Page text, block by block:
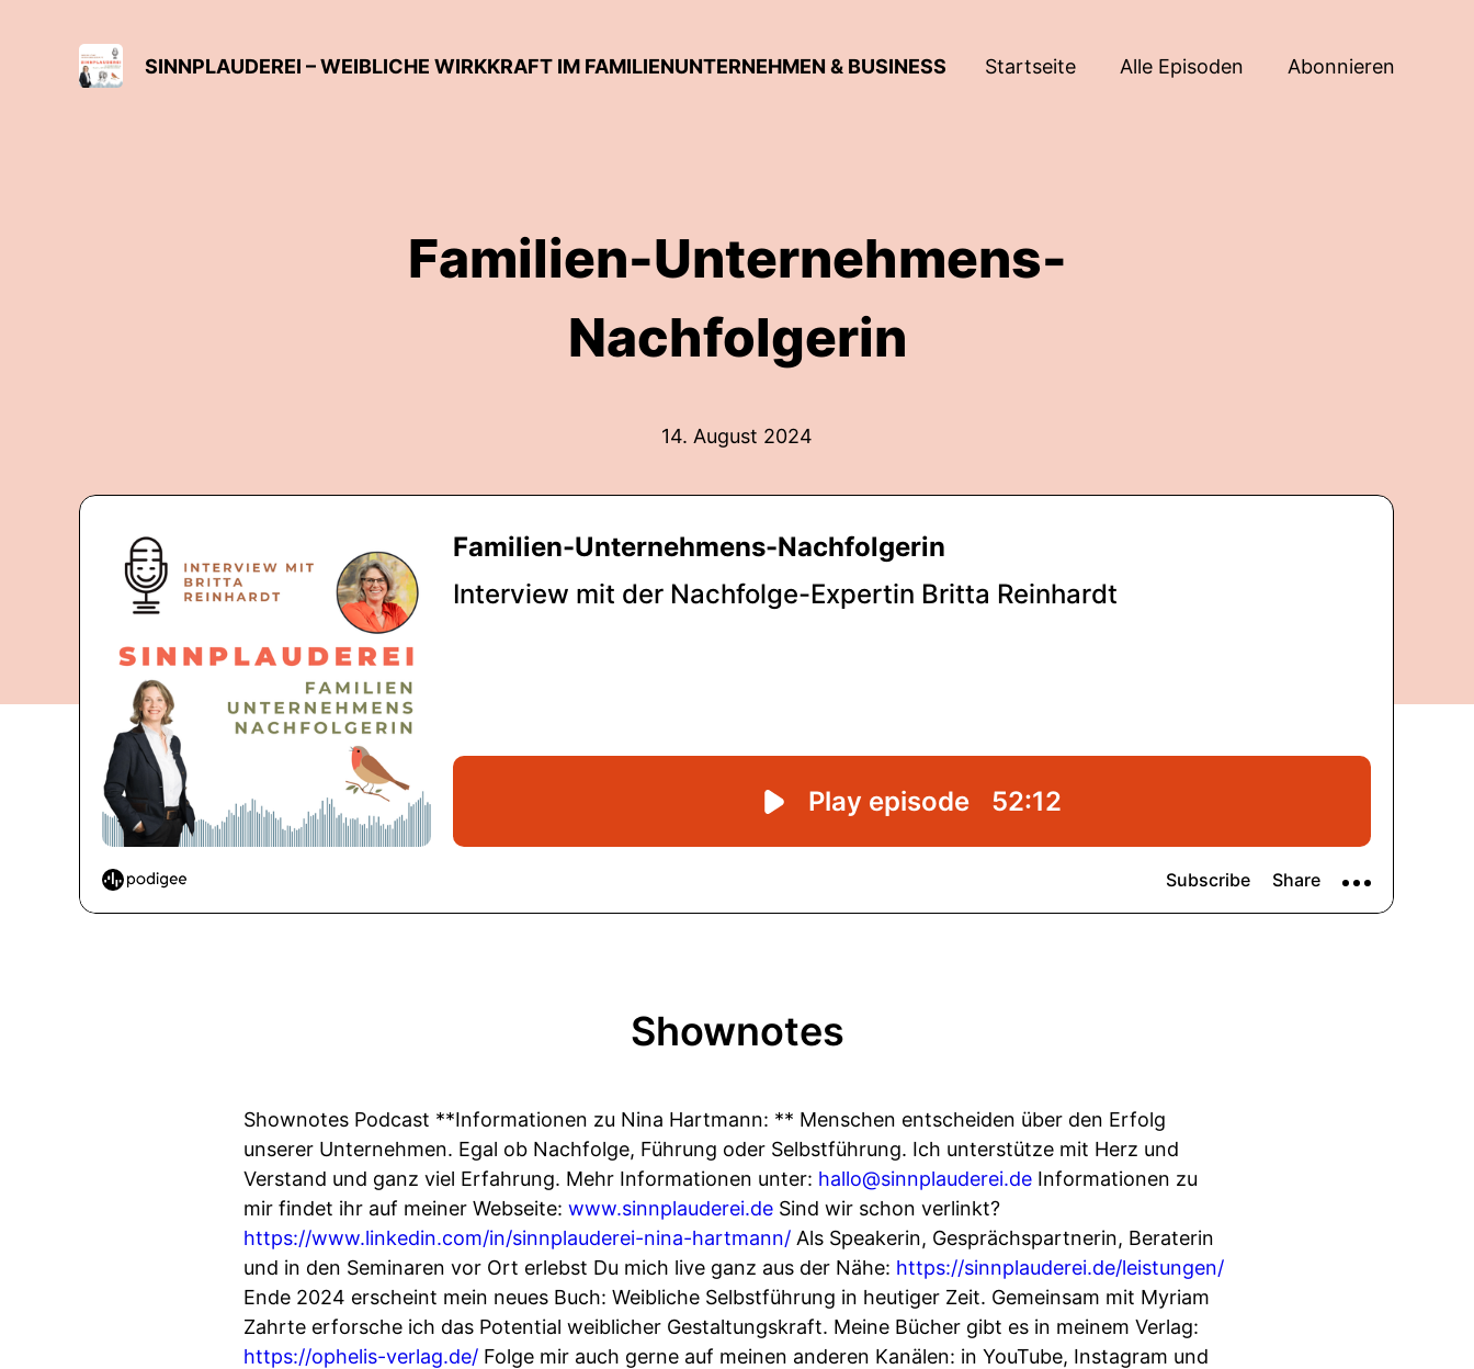
SINNPLAUDEREI – WEIBLICHE WIRKKRAFT IM FAMILIENUNTERNEHMEN & BUSINESS Startseite Alle Episoden Abonnieren
Familien-Unternehmens-
Nachfolgerin
14. August 2024
Shownotes
Shownotes Podcast **Informationen zu Nina Hartmann: ** Menschen entscheiden über den Erfolg
unserer Unternehmen. Egal ob Nachfolge, Führung oder Selbstführung. Ich unterstütze mit Herz und
Verstand und ganz viel Erfahrung. Mehr Informationen unter: hallo@sinnplauderei.de Informationen zu
mir findet ihr auf meiner Webseite: www.sinnplauderei.de Sind wir schon verlinkt?
https://www.linkedin.com/in/sinnplauderei-nina-hartmann/ Als Speakerin, Gesprächspartnerin, Beraterin
und in den Seminaren vor Ort erlebst Du mich live ganz aus der Nähe: https://sinnplauderei.de/leistungen/
Ende 2024 erscheint mein neues Buch: Weibliche Selbstführung in heutiger Zeit. Gemeinsam mit Myriam
Zahrte erforsche ich das Potential weiblicher Gestaltungskraft. Meine Bücher gibt es in meinem Verlag:
https://ophelis-verlag.de/ Folge mir auch gerne auf meinen anderen Kanälen: in YouTube, Instagram und